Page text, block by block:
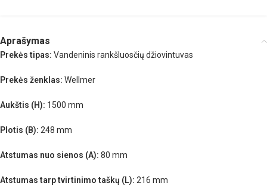
Aprašymas
Prekės tipas: Vandeninis rankšluosčių džiovintuvas
Prekės ženklas: Wellmer
Aukštis (H): 1500 mm
Plotis (B): 248 mm
Atstumas nuo sienos (A): 80 mm
Atstumas tarp tvirtinimo taškų (L): 216 mm